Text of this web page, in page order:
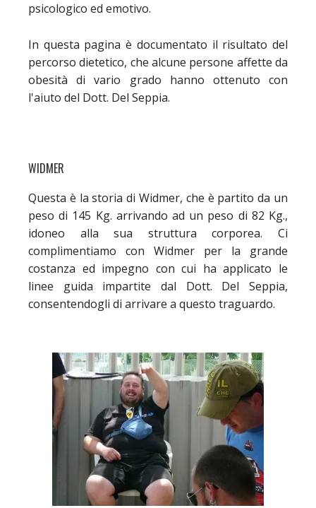
psicologico ed emotivo.
In questa pagina è documentato il risultato del
percorso dietetico, che alcune persone affette da
obesità di vario grado hanno ottenuto con
l'aiuto del Dott. Del Seppia.
WIDMER
Questa è la storia di Widmer, che è partito da un
peso di 145 Kg. arrivando ad un peso di 82 Kg.,
idoneo alla sua struttura corporea. Ci
complimentiamo con Widmer per la grande
costanza ed impegno con cui ha applicato le
linee guida impartite dal Dott. Del Seppia,
consentendogli di arrivare a questo traguardo.